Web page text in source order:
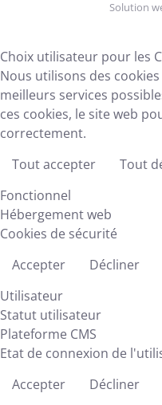
Solution
Choix utilisateur pour les
Nous utilisons des
meilleurs services
ces cookies, le site web
correctement.
Tout accepter
Tout
Fonctionnel
Hébergement web
Cookies de sécurité
Accepter
Décliner
Utilisateur
Statut utilisateur
Plateforme CMS
Etat de connexion de
Accepter
Décliner